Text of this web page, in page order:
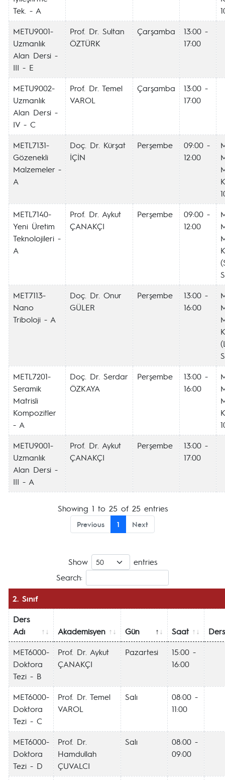
Tek. - A
METU9001-
Uzmanlık
Alan Dersi -
III - E
Prof. Dr. Sultan
ÖZTÜRK
Çarşamba
13:00 -
17:00
METU9002-
Uzmanlık
Alan Dersi -
IV - C
Prof. Dr. Temel
VAROL
Çarşamba
13:00 -
17:00
METL7131-
Gözenekli
Malzemeler -
A
Doç. Dr. Kürşat
İÇİN
Perşembe
09:00 -
12:00
METL7140-
Yeni Üretim
Teknolojileri -
A
Prof. Dr. Aykut
ÇANAKÇI
Perşembe
09:00 -
12:00
MET7113-
Nano
Triboloji - A
Doç. Dr. Onur
GÜLER
Perşembe
13:00 -
16:00
METL7201-
Seramik
Matrisli
Kompozitler
- A
Doç. Dr. Serdar
ÖZKAYA
Perşembe
13:00 -
16:00
METU9001-
Uzmanlık
Alan Dersi -
III - A
Prof. Dr. Aykut
ÇANAKÇI
Perşembe
13:00 -
17:00
Showing 1 to 25 of 25 entries
Previous 1 Next
Show
entries
Search:
2. Sınıf
Ders
Adı
Akademisyen Gün Saat
MET6000-
Doktora
Tezi - B
Prof. Dr. Aykut
ÇANAKÇI
Pazartesi
15:00 -
16:00
MET6000-
Doktora
Tezi - C
Prof. Dr. Temel
VAROL
Salı
08:00 -
11:00
MET6000-
Doktora
Tezi - D
Prof. Dr.
Hamdullah
ÇUVALCI
Salı
08:00 -
09:00